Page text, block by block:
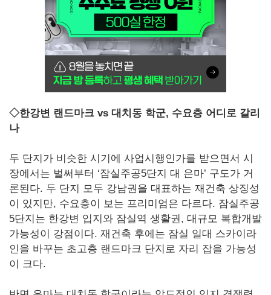
◇한강변 랜드마크 vs 대치동 학군, 수요층 어디로 갈리
나
두 단지가 비슷한 시기에 사업시행인가를 받으면서 시
장에서는 벌써부터 ‘잠실주공5단지 대 은마’ 구도가 거
론된다. 두 단지 모두 강남권을 대표하는 재건축 상징성
이 있지만, 수요층이 보는 프리미엄은 다르다. 잠실주공
5단지는 한강변 입지와 잠실역 생활권, 대규모 복합개발
가능성이 강점이다. 재건축 후에는 잠실 일대 스카이라
인을 바꾸는 초고층 랜드마크 단지로 자리 잡을 가능성
이 크다.